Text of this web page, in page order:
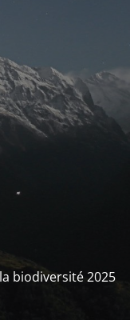
biodiversité 2025